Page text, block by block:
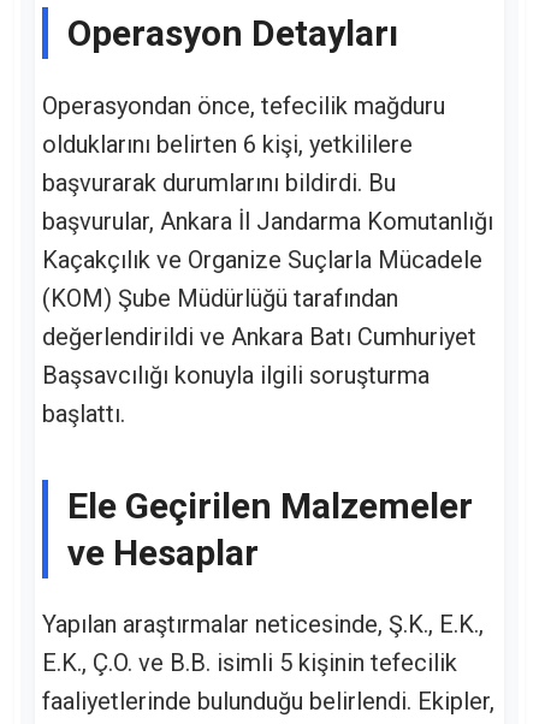
Operasyon Detayları
Operasyondan önce, tefecilik mağduru
olduklarını belirten 6 kişi, yetkililere
başvurarak durumlarını bildirdi. Bu
başvurular, Ankara İl Jandarma Komutanlığı
Kaçakçılık ve Organize Suçlarla Mücadele
(KOM) Şube Müdürlüğü tarafından
değerlendirildi ve Ankara Batı Cumhuriyet
Başsavcılığı konuyla ilgili soruşturma
başlattı.
Ele Geçirilen Malzemeler
ve Hesaplar
Yapılan araştırmalar neticesinde, Ş.K., E.K.,
E.K., Ç.O. ve B.B. isimli 5 kişinin tefecilik
faaliyetlerinde bulunduğu belirlendi. Ekipler,